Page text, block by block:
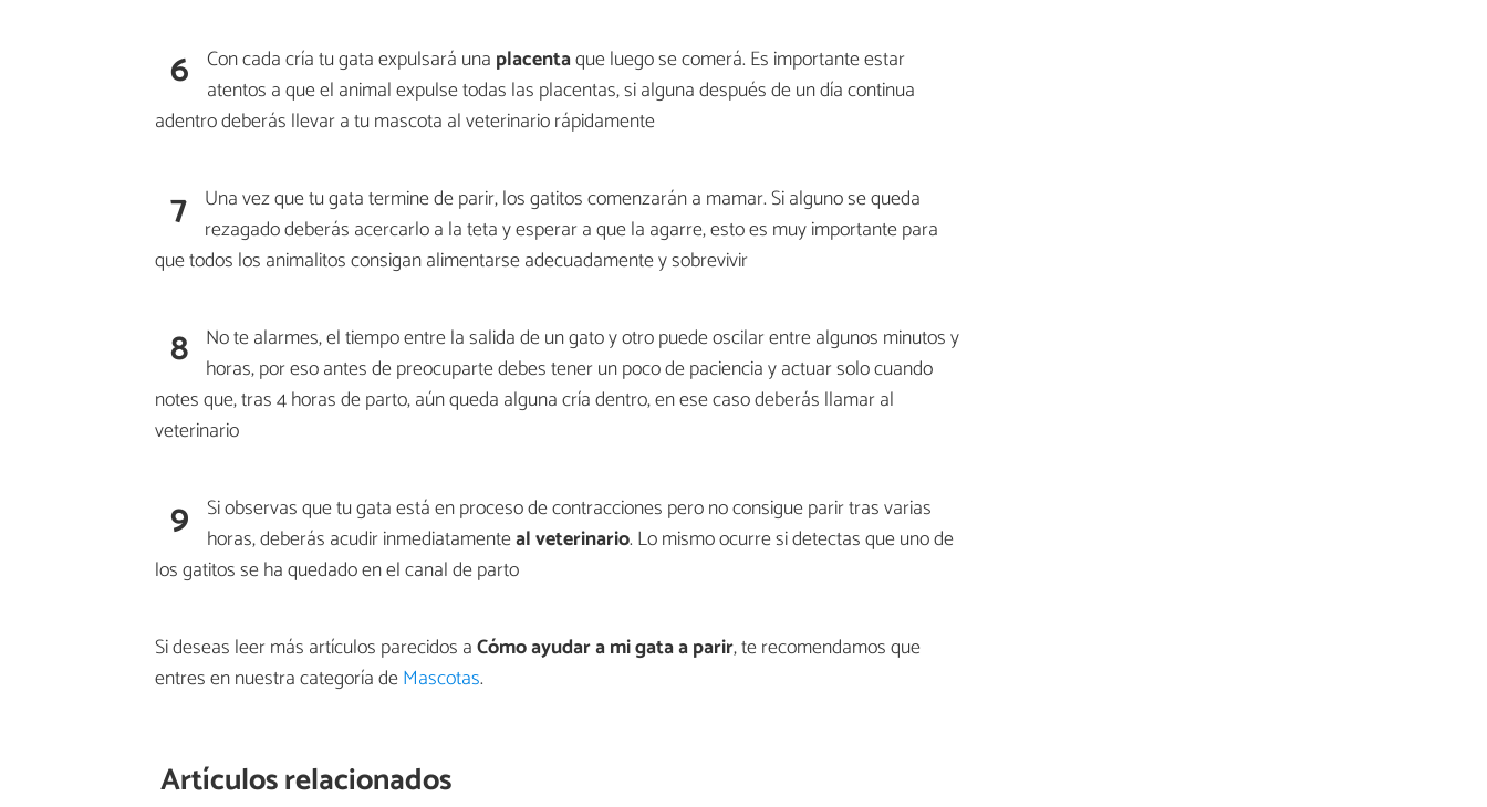
6 Con cada cría tu gata expulsará una placentaque luego se comerá. Es importante estar
atentos a que el animal expulse todas las placentas, si alguna después de un día continua
adentro deberás llevar a tu mascota al veterinario rápidamente
7 Una vez que tu gata termine de parir, los gatitos comenzarán a mamar. Si alguno se queda
rezagado deberás acercarlo a la teta y esperar a que la agarre, esto es muy importante para
que todos los animalitos consigan alimentarse adecuadamente y sobrevivir
8 No te alarmes, el tiempo entre la salida de un gato y otro puede oscilar entre algunos minutos y
horas, por eso antes de preocuparte debes tener un poco de paciencia y actuar solo cuando
notes que, tras 4 horas de parto, aún queda alguna cría dentro, en ese caso deberás llamar al
veterinario
9 Si observas que tu gata está en proceso de contracciones pero no consigue parir tras varias
horas, deberás acudir inmediatamenteal veterinario. Lo mismo ocurre si detectas que uno de
los gatitos se ha quedado en el canal de parto
Si deseas leer más artículos parecidos aCómo ayudar a mi gata a parir, te recomendamos que
entres en nuestra categoría deMascotas.
Artículos relacionados